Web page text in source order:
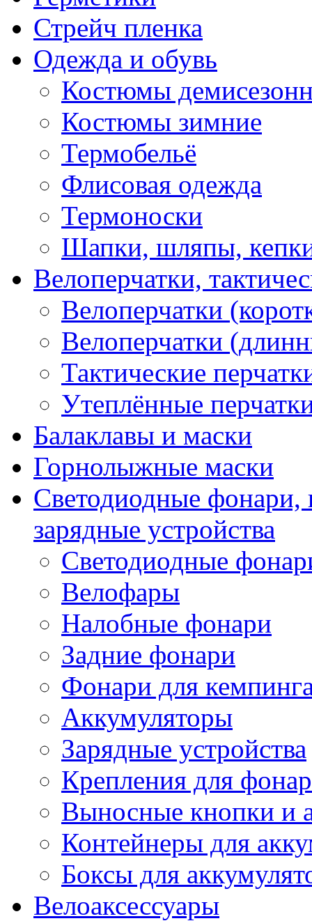
Стрейч пленка
Одежда и обувь
Костюмы
Костюмы зимние
Термобельё
Флисовая одежда
Термоноски
Шапки, шляпы,
Велоперчатки,
Велоперчатки
Велоперчатки
Тактические
Утеплённые
Балаклавы и маски
Горнолыжные маски
Светодиодные фонари,
зарядные устройства
Светодиодные
Велофары
Налобные фонари
Задние фонари
Фонари для
Аккумуляторы
Зарядные устройства
Крепления для
Выносные кнопки и
Контейнеры для
Боксы для
Велоаксессуары